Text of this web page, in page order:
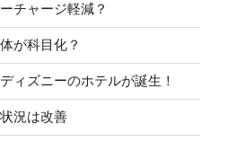
チャージ軽減？
が科目化？
ィズニーのホテルが誕生！
況は改善